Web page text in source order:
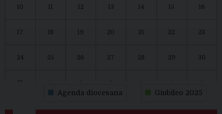
10 12 13 14 15 16
17 18 19 20 21 22 23
24 25 26 27 28 29 30
31
Agenda diocesana Giubileo 2025